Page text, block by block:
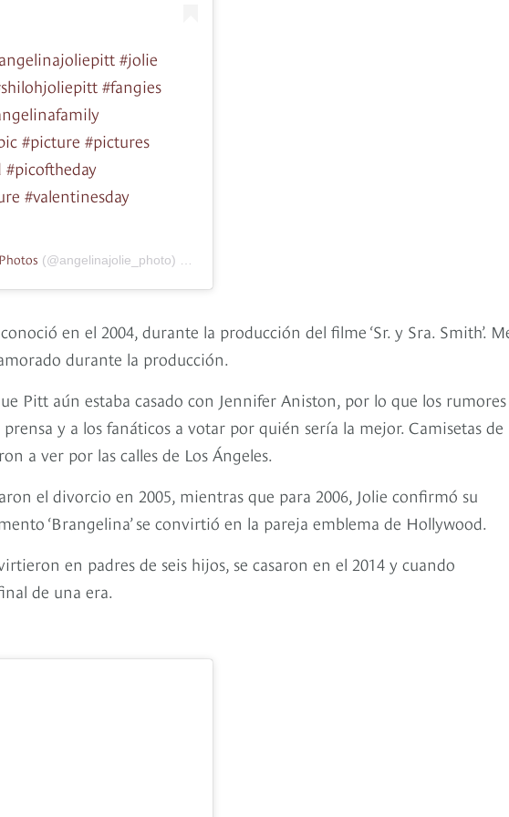
#jolie
#fangies
#picture #pictures
#valentinesday
(@angelinajolie_photo) el
en el 2004, durante la producción del filme ‘Sr. y Sra. Smith’.
durante la producción.
Pitt aún estaba casado con Jennifer Aniston, por lo que los
y a los fanáticos a votar por quién sería la mejor. Camisetas de
a ver por las calles de Los Ángeles.
el divorcio en 2005, mientras que para 2006, Jolie confirmó su
‘Brangelina’ se convirtió en la pareja emblema de Hollywood.
en padres de seis hijos, se casaron en el 2014 y cuando
de una era.